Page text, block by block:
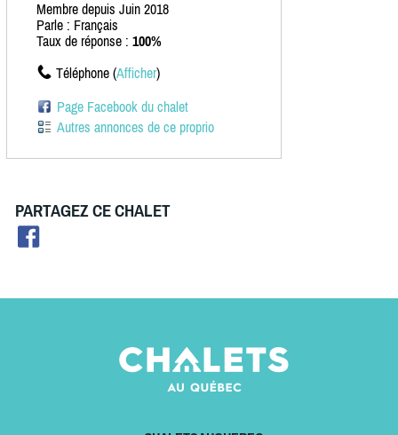
Membre depuis Juin 2018
Parle : Français
Taux de réponse : 100%
Téléphone (Afficher)
Page Facebook du chalet
Autres annonces de ce proprio
PARTAGEZ CE CHALET